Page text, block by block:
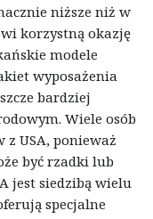
niższe niż w
korzystną okazję
modele
wyposażenia
bardziej
Wiele osób
z USA, ponieważ
być rzadki lub
jest siedzibą wielu
specjalne